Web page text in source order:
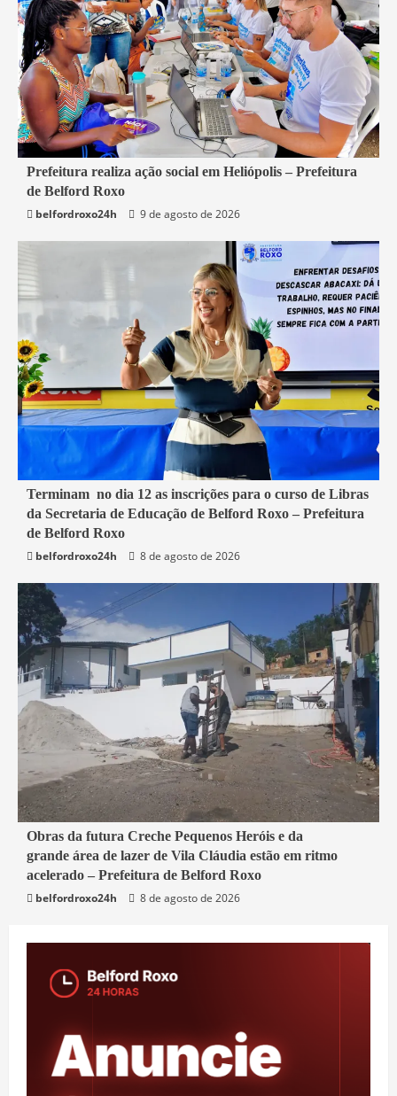
2 min read
Belford Roxo
Prefeitura realiza ação social em Heliópolis – Prefeitura
de Belford Roxo
belfordroxo24h
9 de agosto de 2026
1 min read
Belford Roxo
Terminam no dia 12 as inscrições para o curso de Libras
da Secretaria de Educação de Belford Roxo – Prefeitura
de Belford Roxo
belfordroxo24h
8 de agosto de 2026
2 min read
Belford Roxo
Obras da futura Creche Pequenos Heróis e da
grande área de lazer de Vila Cláudia estão em ritmo
acelerado – Prefeitura de Belford Roxo
belfordroxo24h
8 de agosto de 2026